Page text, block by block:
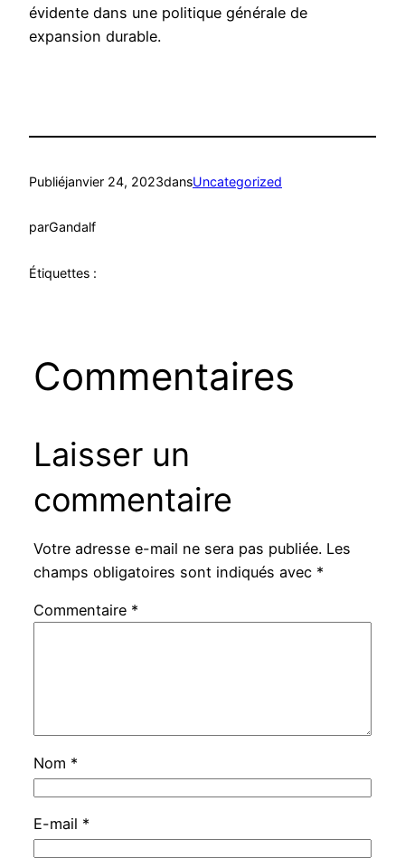
évidente dans une politique générale de
expansion durable.
Publiéjanvier 24, 2023dansUncategorized
parGandalf
Étiquettes :
Commentaires
Laisser un
commentaire
Votre adresse e-mail ne sera pas publiée. Les
champs obligatoires sont indiqués avec *
Commentaire *
Nom *
E-mail *